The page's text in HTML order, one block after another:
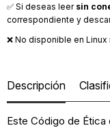
✅ Si deseas leer sin
correspondiente y
❌ No disponible en
Descripción
Este Código de